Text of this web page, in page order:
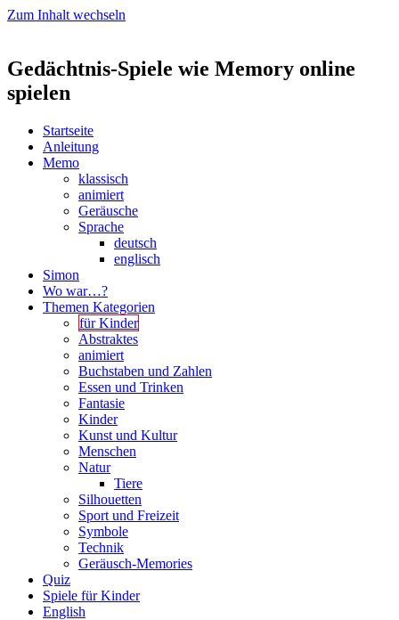
Zum Inhalt wechseln
Gedächtnis-Spiele wie Memory online
spielen
Startseite
Anleitung
Memo
klassisch
animiert
Geräusche
Sprache
deutsch
englisch
Simon
Wo war…?
Themen Kategorien
für Kinder
Abstraktes
animiert
Buchstaben und Zahlen
Essen und Trinken
Fantasie
Kinder
Kunst und Kultur
Menschen
Natur
Tiere
Silhouetten
Sport und Freizeit
Symbole
Technik
Geräusch-Memories
Quiz
Spiele für Kinder
English